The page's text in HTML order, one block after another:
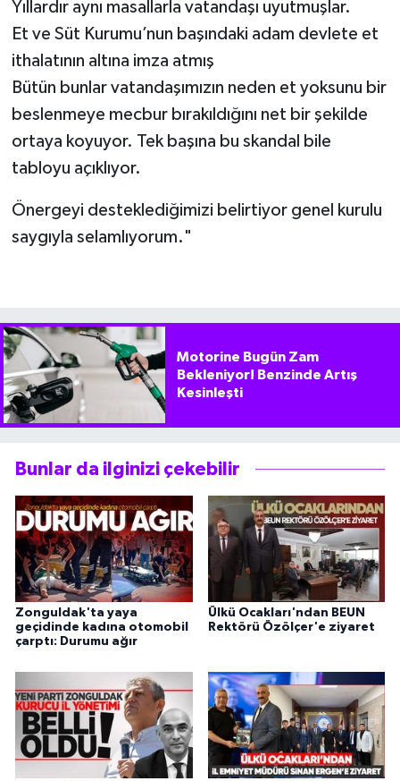
Yıllardır aynı masallarla vatandaşı uyutmuşlar.
Et ve Süt Kurumu’nun başındaki adam devlete et
ithalatının altına imza atmış
Bütün bunlar vatandaşımızın neden et yoksunu bir
beslenmeye mecbur bırakıldığını net bir şekilde
ortaya koyuyor. Tek başına bu skandal bile
tabloyu açıklıyor.
Önergeyi desteklediğimizi belirtiyor genel kurulu
saygıyla selamlıyorum."
Motorine Bugün Zam
Bekleniyor! Benzinde Artış
Kesinleşti
Bunlar da ilginizi çekebilir
Zonguldak'ta yaya
geçidinde kadına otomobil
çarptı: Durumu ağır
Ülkü Ocakları'ndan BEUN
Rektörü Özölçer'e ziyaret